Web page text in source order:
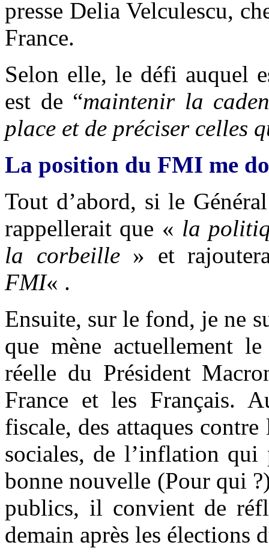
presse Delia Velculescu,
France.
Selon elle, le défi auquel
est de “maintenir la
place et de préciser celles
La position du FMI me
Tout d’abord, si le
rappellerait que « la
la corbeille» et
FMI« .
Ensuite, sur le fond, je ne
que mène actuellement
réelle du Président
France et les Français.
fiscale, des attaques contre
sociales, de l’inflation qui
bonne nouvelle (Pour qui
publics, il convient de
demain après les élections